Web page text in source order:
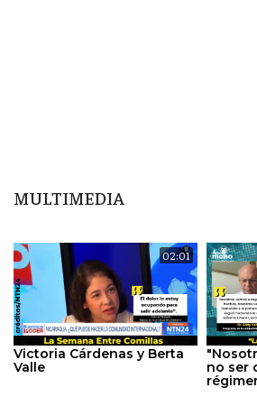
MULTIMEDIA
02:01
Victoria Cárdenas y Berta
Valle
no ser